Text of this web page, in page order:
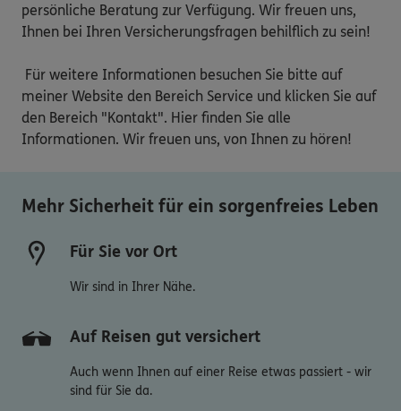
persönliche Beratung zur Verfügung. Wir freuen uns,
Ihnen bei Ihren Versicherungsfragen behilflich zu sein!
meiner Website den Bereich Service und klicken Sie auf
den Bereich "Kontakt". Hier finden Sie alle
Informationen. Wir freuen uns, von Ihnen zu hören!
Mehr Sicherheit für ein sorgenfreies Leben
Für Sie vor Ort
Wir sind in Ihrer Nähe.
Auf Reisen gut versichert
Auch wenn Ihnen auf einer Reise etwas passiert - wir
sind für Sie da.